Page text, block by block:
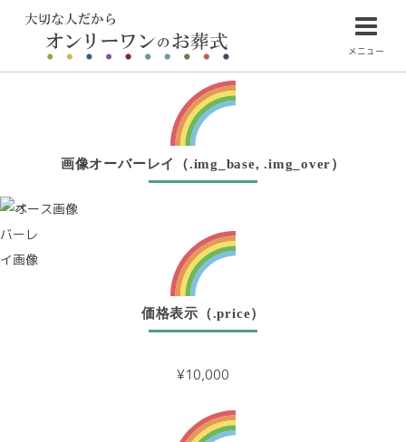
メニュー
画像オーバーレイ（.img_base, .img_over）
価格表示（.price）
¥10,000